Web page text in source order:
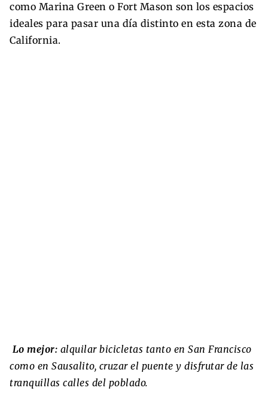
como Marina Green o Fort Mason son los espacios
ideales para pasar una día distinto en esta zona de
California.
Lo mejor: alquilar bicicletas tanto en San Francisco
como en Sausalito, cruzar el puente y disfrutar de las
tranquillas calles del poblado.